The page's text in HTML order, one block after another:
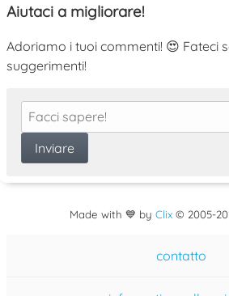
Aiutaci a migliorare!
Adoriamo i tuoi commenti! 😍 Fateci
suggerimenti!
Made with 💙 by Clix© 2005-
contatto